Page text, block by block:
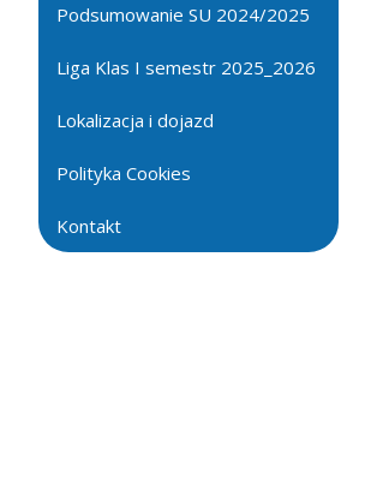
Podsumowanie SU 2024/2025
Liga Klas I semestr 2025_2026
Lokalizacja i dojazd
Polityka Cookies
Kontakt